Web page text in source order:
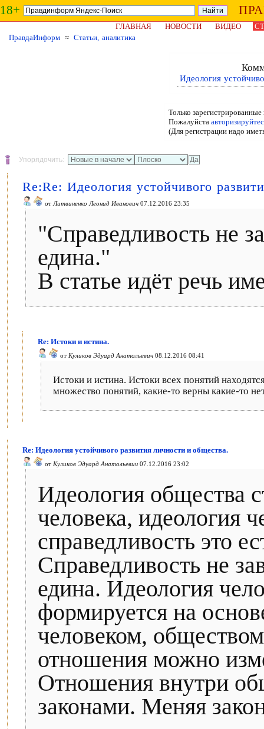
18+
ГЛАВНАЯ НОВОСТИ ВИДЕО
ПравдаИнформ ≈ Статьи, аналитика
Идеология
Только
Пожалуйста
(Для регистрации надо
Упорядочить:
Re:Re: Идеология устойчивого
от Литвиненко Леонид Иванович 07.12.2016 23:35
"Справедливость не
едина."
В статье идёт речь
Re: Истоки и истина.
от Куликов Эдуард Анатольевич 08.12.2016 08:41
Истоки и истина. Истоки всех понятий
множество понятий, какие-то верны какие-то
Re: Идеология устойчивого развития личности и общества.
от Куликов Эдуард Анатольевич 07.12.2016 23:02
Идеология общества
человека, идеология
справедливость это
Справедливость не
едина. Идеология
формируется на
человеком,
отношения можно
Отношения внутри
законами. Меняя